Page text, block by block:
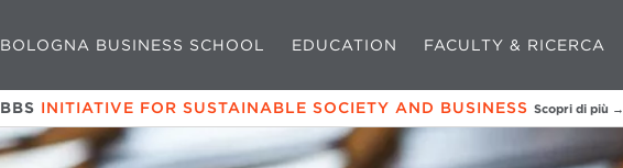
BOLOGNA BUSINESS SCHOOL EDUCATION FACULTY & RICERCA
BBS INITIATIVE FOR SUSTAINABLE SOCIETY AND BUSINESS Scopri di più →